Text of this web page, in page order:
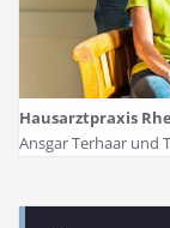
Hausarztpraxis
Ansgar Terhaar und